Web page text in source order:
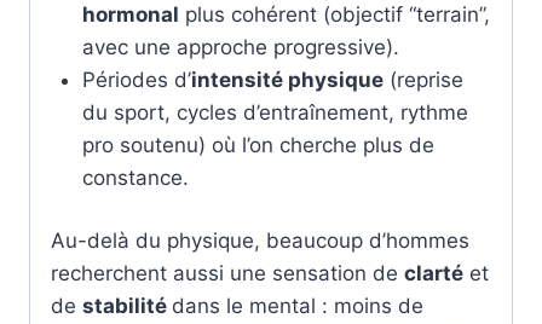
hormonal plus cohérent (objectif “terrain”,
avec une approche progressive).
Périodes d’intensité physique(reprise
du sport, cycles d’entraînement, rythme
pro soutenu) où l’on cherche plus de
constance.
Au-delà du physique, beaucoup d’hommes
recherchent aussi une sensation de clarté et
de stabilité dans le mental : moins de